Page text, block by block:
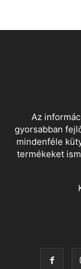
Az
gyorsabban
mindenféle
termékeket